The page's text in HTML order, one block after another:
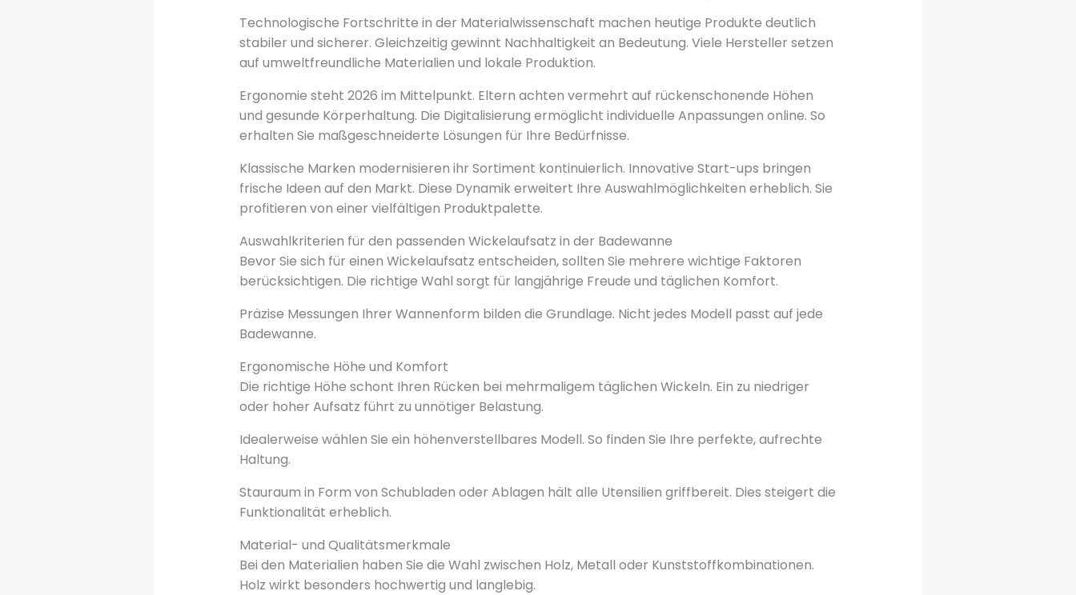
Technologische Fortschritte in der Materialwissenschaft machen heutige Produkte deutlich
stabiler und sicherer. Gleichzeitig gewinnt Nachhaltigkeit an Bedeutung. Viele Hersteller setzen
auf umweltfreundliche Materialien und lokale Produktion.
Ergonomie steht 2026 im Mittelpunkt. Eltern achten vermehrt auf rückenschonende Höhen
und gesunde Körperhaltung. Die Digitalisierung ermöglicht individuelle Anpassungen online. So
erhalten Sie maßgeschneiderte Lösungen für Ihre Bedürfnisse.
Klassische Marken modernisieren ihr Sortiment kontinuierlich. Innovative Start-ups bringen
frische Ideen auf den Markt. Diese Dynamik erweitert Ihre Auswahlmöglichkeiten erheblich. Sie
profitieren von einer vielfältigen Produktpalette.
Auswahlkriterien für den passenden Wickelaufsatz in der Badewanne
Bevor Sie sich für einen Wickelaufsatz entscheiden, sollten Sie mehrere wichtige Faktoren
berücksichtigen. Die richtige Wahl sorgt für langjährige Freude und täglichen Komfort.
Präzise Messungen Ihrer Wannenform bilden die Grundlage. Nicht jedes Modell passt auf jede
Badewanne.
Ergonomische Höhe und Komfort
Die richtige Höhe schont Ihren Rücken bei mehrmaligem täglichen Wickeln. Ein zu niedriger
oder hoher Aufsatz führt zu unnötiger Belastung.
Idealerweise wählen Sie ein höhenverstellbares Modell. So finden Sie Ihre perfekte, aufrechte
Haltung.
Stauraum in Form von Schubladen oder Ablagen hält alle Utensilien griffbereit. Dies steigert die
Funktionalität erheblich.
Material- und Qualitätsmerkmale
Bei den Materialien haben Sie die Wahl zwischen Holz, Metall oder Kunststoffkombinationen.
Holz wirkt besonders hochwertig und langlebig.